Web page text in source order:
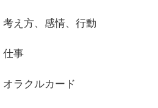
考え方、感情、行動
仕事
オラクルカード